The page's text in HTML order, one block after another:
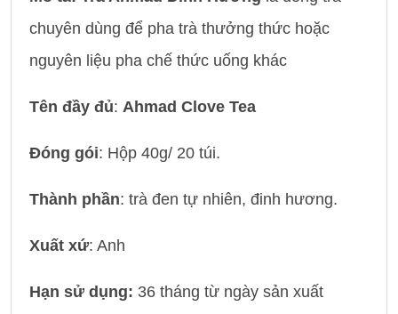
chuyên dùng để pha trà thưởng thức hoặc
nguyên liệu pha chế thức uống khác
Tên đầy đủ: Ahmad Clove Tea
Đóng gói: Hộp 40g/ 20 túi.
Thành phần: trà đen tự nhiên, đinh hương.
Xuất xứ: Anh
Hạn sử dụng: 36 tháng từ ngày sản xuất